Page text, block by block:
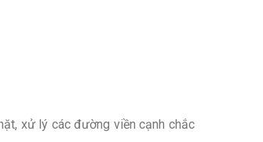
xử lý các đường viền cạnh chắc